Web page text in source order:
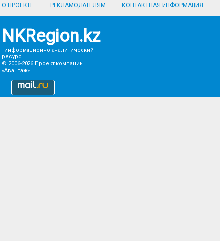
О ПРОЕКТЕ РЕКЛАМОДАТЕЛЯМ КОНТАКТНАЯ ИНФОРМАЦИЯ
NKRegion.kz
информационно-аналитический
ресурс
© 2006-2026 Проект компании
«Авантаж»